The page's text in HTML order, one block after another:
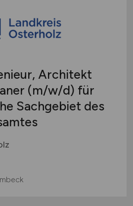
Architekt
(m/w/d) für
Sachgebiet des